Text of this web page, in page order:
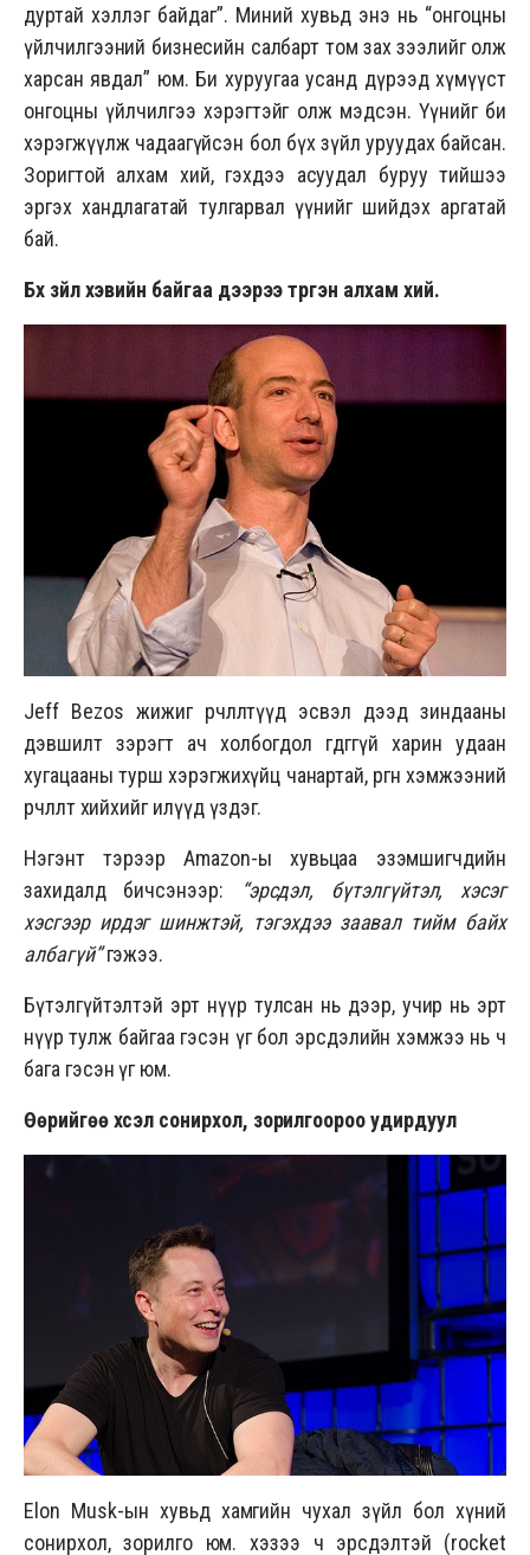
дуртай хэллэг байдаг”. Миний хувьд энэ нь “онгоцны
үйлчилгээний бизнесийн салбарт том зах зээлийг олж
харсан явдал” юм. Би хуруугаа усанд дүрээд хүмүүст
онгоцны үйлчилгээ хэрэгтэйг олж мэдсэн. Үүнийг би
хэрэгжүүлж чадаагүйсэн бол бүх зүйл уруудах байсан.
Зоригтой алхам хий, гэхдээ асуудал буруу тийшээ
эргэх хандлагатай тулгарвал үүнийг шийдэх аргатай
бай.
Бүх зүйл хэвийн байгаа дээрээ түргэн алхам хий.
Jeff Bezos жижиг өөрчлөлтүүд эсвэл дээд зиндааны
дэвшилт зэрэгт ач холбогдол өгдөггүй харин удаан
хугацааны турш хэрэгжихүйц чанартай, өргөн хэмжээний
өөрчлөлт хийхийг илүүд үздэг.
Нэгэнт тэрээр Amazon-ы хувьцаа эзэмшигчдийн
захидалд бичсэнээр:
“эрсдэл, бүтэлгүйтэл, хэсэг
хэсгээр ирдэг шинжтэй, тэгэхдээ заавал тийм байх
албагүй”гэжээ.
Бүтэлгүйтэлтэй эрт нүүр тулсан нь дээр, учир нь эрт
нүүр тулж байгаа гэсэн үг бол эрсдэлийн хэмжээ нь ч
бага гэсэн үг юм.
Өөрийгөө хүсэл сонирхол, зорилгоороо удирдуул
Elon Musk-ын хувьд хамгийн чухал зүйл бол хүний
сонирхол, зорилго юм. хэзээ ч эрсдэлтэй (rocket